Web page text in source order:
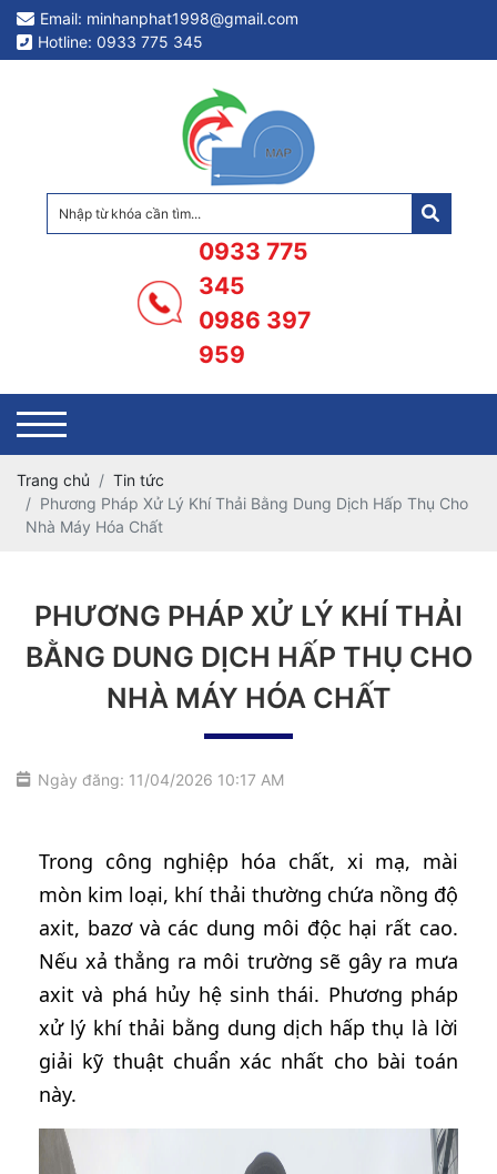
Email: minhanphat1998@gmail.com
Hotline: 0933 775 345
0933 775
345
0986 397
959
Trang chủ
Tin tức
Phương Pháp Xử Lý Khí Thải Bằng Dung Dịch Hấp Thụ Cho
Nhà Máy Hóa Chất
PHƯƠNG PHÁP XỬ LÝ KHÍ THẢI
BẰNG DUNG DỊCH HẤP THỤ CHO
NHÀ MÁY HÓA CHẤT
Ngày đăng: 11/04/2026 10:17 AM
Trong công nghiệp hóa chất, xi mạ, mài
mòn kim loại, khí thải thường chứa nồng độ
axit, bazơ và các dung môi độc hại rất cao.
Nếu xả thẳng ra môi trường sẽ gây ra mưa
axit và phá hủy hệ sinh thái. Phương pháp
xử lý khí thải bằng dung dịch hấp thụ là lời
giải kỹ thuật chuẩn xác nhất cho bài toán
này.